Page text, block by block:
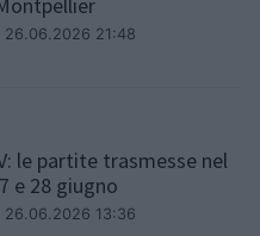
26.06.2026 21:48
le partite trasmesse nel
e 28 giugno
26.06.2026 13:36